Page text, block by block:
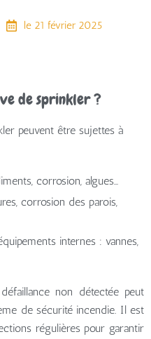
le 21 février 2025
de sprinkler ?
peuvent être sujettes à
corrosion, algues…
corrosion des parois,
internes: vannes,
non détectée peut
de sécurité incendie. Il est
régulières pour garantir